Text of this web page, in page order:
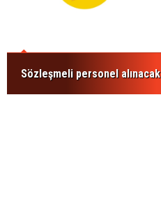
Sözleşmeli personel alınacak